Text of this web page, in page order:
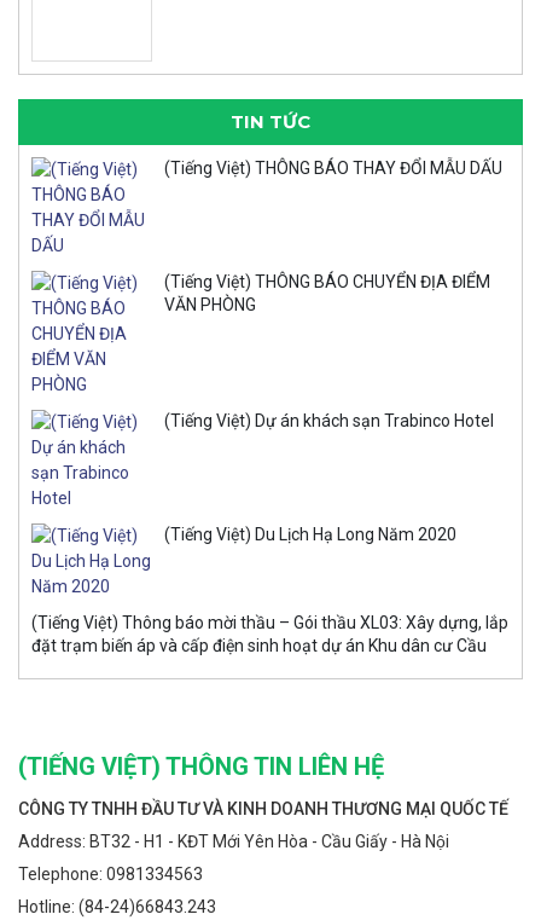
TIN TỨC
(Tiếng Việt) THÔNG BÁO THAY ĐỔI MẪU DẤU
(Tiếng Việt) THÔNG BÁO CHUYỂN ĐỊA ĐIỂM
VĂN PHÒNG
(Tiếng Việt) Dự án khách sạn Trabinco Hotel
(Tiếng Việt) Du Lịch Hạ Long Năm 2020
(Tiếng Việt) Thông báo mời thầu – Gói thầu XL03: Xây dựng, lắp
đặt trạm biến áp và cấp điện sinh hoạt dự án Khu dân cư Cầu
(TIẾNG VIỆT) THÔNG TIN LIÊN HỆ
CÔNG TY TNHH ĐẦU TƯ VÀ KINH DOANH THƯƠNG MẠI QUỐC TẾ
Address: BT32 - H1 - KĐT Mới Yên Hòa - Cầu Giấy - Hà Nội
Telephone: 0981334563
Hotline: (84-24)66843.243